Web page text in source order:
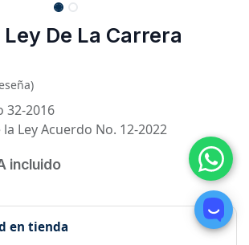
De La Carrera
32-2016
Ley Acuerdo No. 12-2022
incluido
en tienda